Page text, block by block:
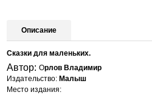
Описание
Сказки для маленьких.
Автор:Орлов Владимир
Издательство: Малыш
Место издания: